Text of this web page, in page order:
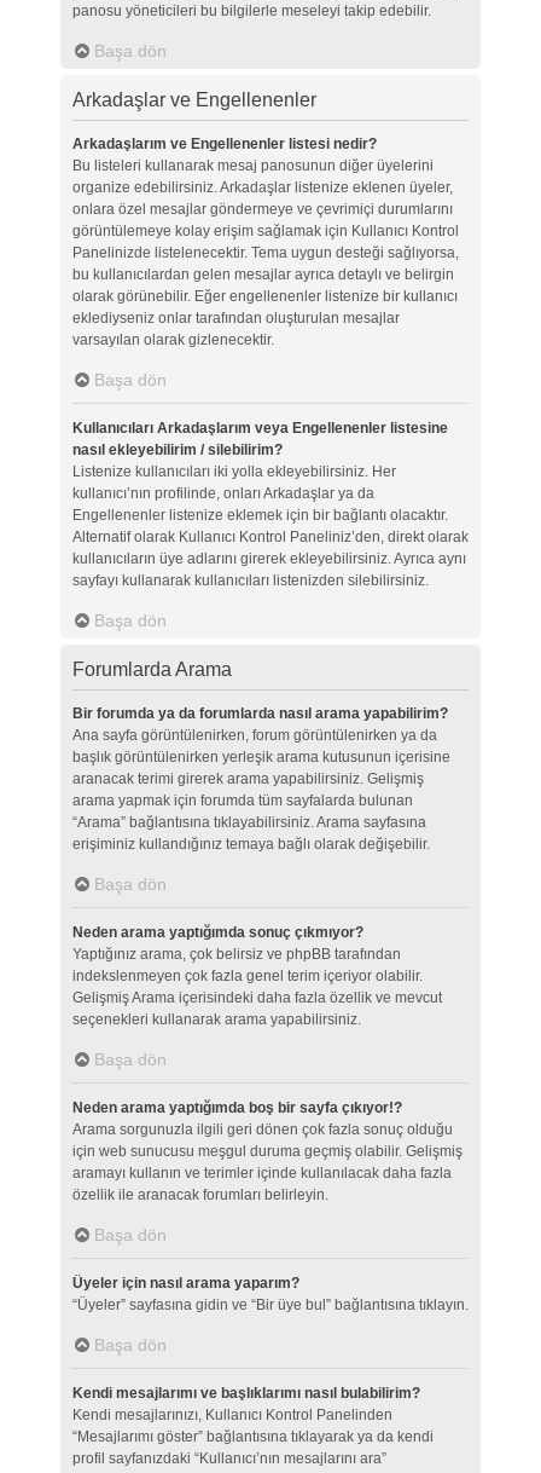
panosu yöneticileri bu bilgilerle meseleyi takip edebilir.
Başa dön
Arkadaşlar ve Engellenenler
Arkadaşlarım ve Engellenenler listesi nedir?
Bu listeleri kullanarak mesaj panosunun diğer üyelerini
organize edebilirsiniz. Arkadaşlar listenize eklenen üyeler,
onlara özel mesajlar göndermeye ve çevrimiçi durumlarını
görüntülemeye kolay erişim sağlamak için Kullanıcı Kontrol
Panelinizde listelenecektir. Tema uygun desteği sağlıyorsa,
bu kullanıcılardan gelen mesajlar ayrıca detaylı ve belirgin
olarak görünebilir. Eğer engellenenler listenize bir kullanıcı
eklediyseniz onlar tarafından oluşturulan mesajlar
varsayılan olarak gizlenecektir.
Başa dön
Kullanıcıları Arkadaşlarım veya Engellenenler listesine
nasıl ekleyebilirim / silebilirim?
Listenize kullanıcıları iki yolla ekleyebilirsiniz. Her
kullanıcı’nın profilinde, onları Arkadaşlar ya da
Engellenenler listenize eklemek için bir bağlantı olacaktır.
Alternatif olarak Kullanıcı Kontrol Paneliniz’den, direkt olarak
kullanıcıların üye adlarını girerek ekleyebilirsiniz. Ayrıca aynı
sayfayı kullanarak kullanıcıları listenizden silebilirsiniz.
Başa dön
Forumlarda Arama
Bir forumda ya da forumlarda nasıl arama yapabilirim?
Ana sayfa görüntülenirken, forum görüntülenirken ya da
başlık görüntülenirken yerleşik arama kutusunun içerisine
aranacak terimi girerek arama yapabilirsiniz. Gelişmiş
arama yapmak için forumda tüm sayfalarda bulunan
“Arama” bağlantısına tıklayabilirsiniz. Arama sayfasına
erişiminiz kullandığınız temaya bağlı olarak değişebilir.
Başa dön
Neden arama yaptığımda sonuç çıkmıyor?
Yaptığınız arama, çok belirsiz ve phpBB tarafından
indekslenmeyen çok fazla genel terim içeriyor olabilir.
Gelişmiş Arama içerisindeki daha fazla özellik ve mevcut
seçenekleri kullanarak arama yapabilirsiniz.
Başa dön
Neden arama yaptığımda boş bir sayfa çıkıyor!?
Arama sorgunuzla ilgili geri dönen çok fazla sonuç olduğu
için web sunucusu meşgul duruma geçmiş olabilir. Gelişmiş
aramayı kullanın ve terimler içinde kullanılacak daha fazla
özellik ile aranacak forumları belirleyin.
Başa dön
Üyeler için nasıl arama yaparım?
“Üyeler” sayfasına gidin ve “Bir üye bul” bağlantısına tıklayın.
Başa dön
Kendi mesajlarımı ve başlıklarımı nasıl bulabilirim?
Kendi mesajlarınızı, Kullanıcı Kontrol Panelinden
“Mesajlarımı göster” bağlantısına tıklayarak ya da kendi
profil sayfanızdaki “Kullanıcı’nın mesajlarını ara”